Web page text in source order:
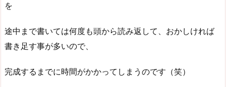
を
途中まで書いては何度も頭から読み返して、おかしければ
書き足す事が多いので、
完成するまでに時間がかかってしまうのです（笑）